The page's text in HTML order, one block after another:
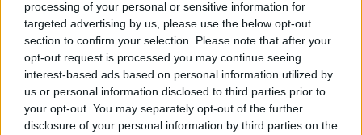
processing of your personal or sensitive information for
targeted advertising by us, please use the below opt-out
section to confirm your selection. Please note that after your
opt-out request is processed you may continue seeing
interest-based ads based on personal information utilized by
us or personal information disclosed to third parties prior to
your opt-out. You may separately opt-out of the further
disclosure of your personal information by third parties on the
Itt állítsd be, hogy az RTL.hu az elsők között
legyen a Google-találatokban!